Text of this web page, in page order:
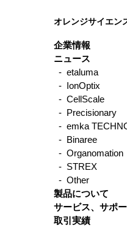
オレンジサイエン
企業情報
ニュース
- etaluma
- IonOptix
- CellScale
- Precisionary
- emka
- Binaree
- Organomation
- STREX
- Other
製品について
サービス、サポ
取引実績